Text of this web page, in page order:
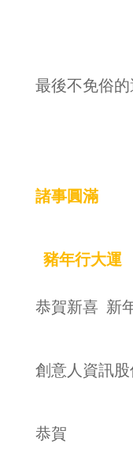
最後不免俗
諸事圓滿
豬年行大運
恭賀新喜 新
創意人資訊
恭賀